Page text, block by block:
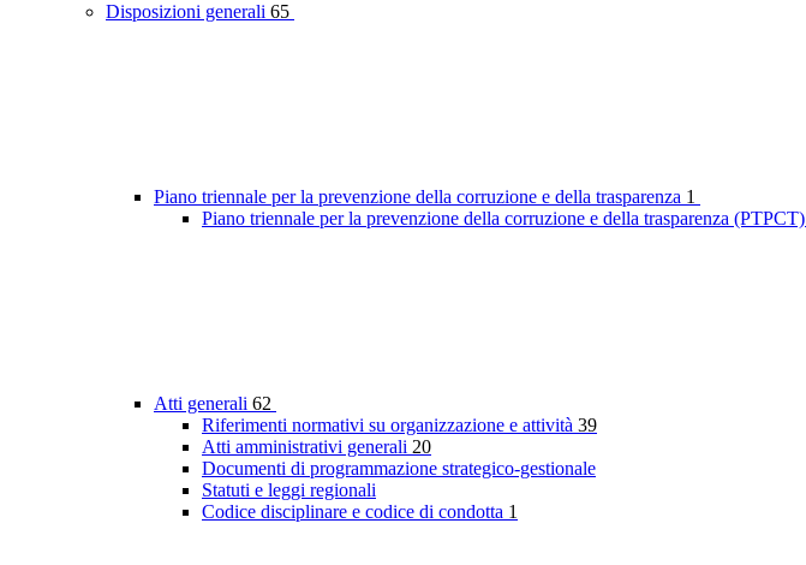
Disposizioni generali 65
Piano triennale per la prevenzione della corruzione e della trasparenza 1
Piano triennale per la prevenzione della corruzione e della trasparenza (PTPCT)
Atti generali 62
Riferimenti normativi su organizzazione e attività 39
Atti amministrativi generali 20
Documenti di programmazione strategico-gestionale
Statuti e leggi regionali
Codice disciplinare e codice di condotta 1